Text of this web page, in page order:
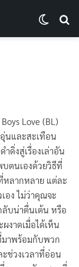
Love (BL)
นและสะเทือน
ดิ่งสู่เรื่องเล่าอัน
ตนเองด้วยวิธีที่
หลากหลาย แต่ละ
อง ไม่ว่าคุณจะ
ลับน่าตื่นเต้น หรือ
งาดเมื่อได้เห็น
มาพร้อมกับพวก
ช่วงเวลาที่อ่อน